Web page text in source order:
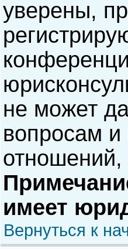
уверены,
не может
вопросам и
имеет
Вернуться к